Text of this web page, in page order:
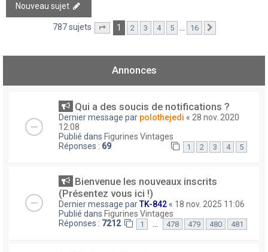
Nouveau sujet
787 sujets Page sur16
1 2 3 4 5 … 16
Annonces
Qui a des soucis de notifications ?
Dernier message par polothejedi « 28 nov. 2020
12:08
Publié dans Figurines Vintages
Réponses : 69 1 2 3 4 5
Bienvenue les nouveaux inscrits
(Présentez vous ici !)
Dernier message parTK-842 « 18 nov. 2025 11:06
Publié dans Figurines Vintages
Réponses : 7212 1 … 478 479 480 481